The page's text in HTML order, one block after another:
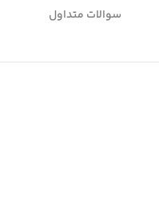
سوالات متداول